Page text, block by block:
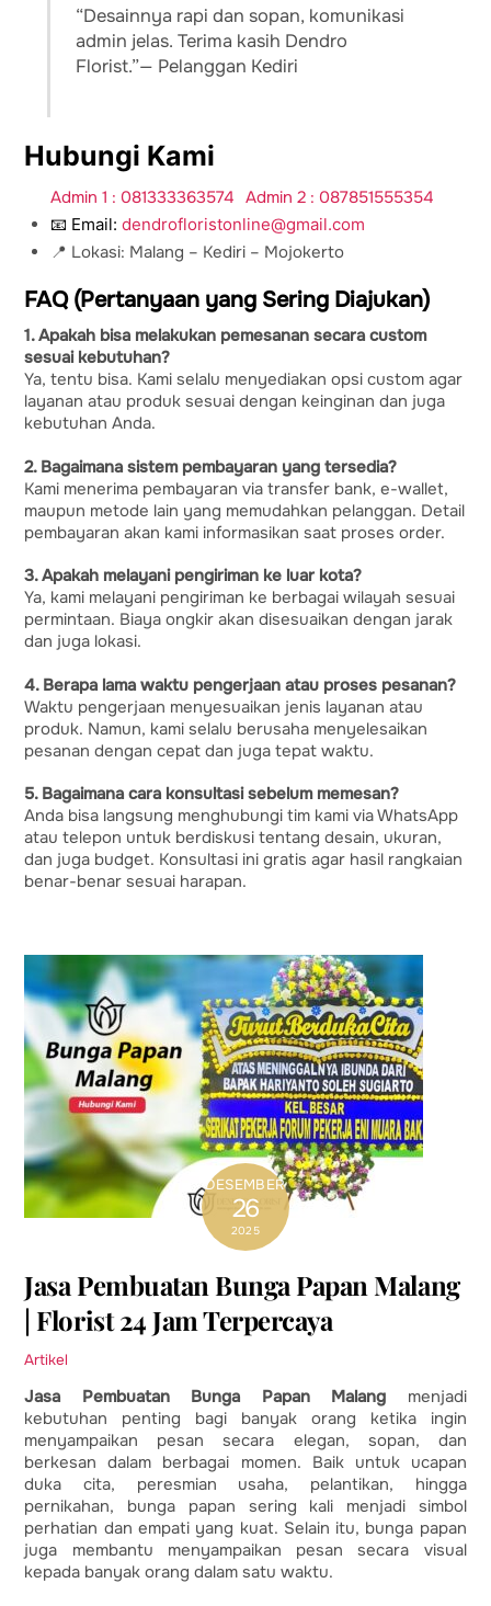
“Desainnya rapi dan sopan, komunikasi
admin jelas. Terima kasih Dendro
Florist.”— Pelanggan Kediri
Hubungi Kami
Admin 1 : 081333363574 Admin 2 : 087851555354
📧 Email:dendrofloristonline@gmail.com
📍 Lokasi: Malang – Kediri – Mojokerto
FAQ (Pertanyaan yang Sering Diajukan)
1. Apakah bisa melakukan pemesanan secara custom
sesuai kebutuhan?
Ya, tentu bisa. Kami selalu menyediakan opsi custom agar
layanan atau produk sesuai dengan keinginan dan juga
kebutuhan Anda.
2. Bagaimana sistem pembayaran yang tersedia?
Kami menerima pembayaran via transfer bank, e-wallet,
maupun metode lain yang memudahkan pelanggan. Detail
pembayaran akan kami informasikan saat proses order.
3. Apakah melayani pengiriman ke luar kota?
Ya, kami melayani pengiriman ke berbagai wilayah sesuai
permintaan. Biaya ongkir akan disesuaikan dengan jarak
dan juga lokasi.
4. Berapa lama waktu pengerjaan atau proses pesanan?
Waktu pengerjaan menyesuaikan jenis layanan atau
produk. Namun, kami selalu berusaha menyelesaikan
pesanan dengan cepat dan juga tepat waktu.
5. Bagaimana cara konsultasi sebelum memesan?
Anda bisa langsung menghubungi tim kami via WhatsApp
atau telepon untuk berdiskusi tentang desain, ukuran,
dan juga budget. Konsultasi ini gratis agar hasil rangkaian
benar-benar sesuai harapan.
DESEMBER
26
2025
Jasa Pembuatan Bunga Papan Malang
| Florist 24 Jam Terpercaya
Artikel
Jasa Pembuatan Bunga Papan Malang menjadi
kebutuhan penting bagi banyak orang ketika ingin
menyampaikan pesan secara elegan, sopan, dan
berkesan dalam berbagai momen. Baik untuk ucapan
duka cita, peresmian usaha, pelantikan, hingga
pernikahan, bunga papan sering kali menjadi simbol
perhatian dan empati yang kuat. Selain itu, bunga papan
juga membantu menyampaikan pesan secara visual
kepada banyak orang dalam satu waktu.